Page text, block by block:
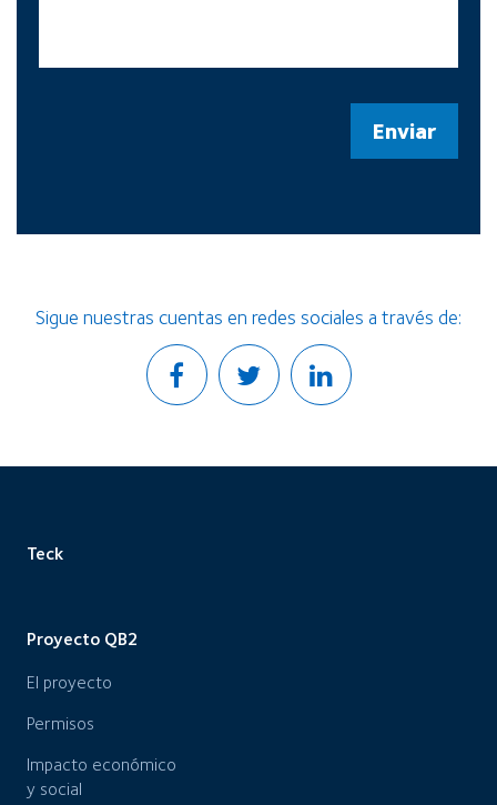
Sigue nuestras cuentas en redes sociales a través de:
Teck
Proyecto QB2
El proyecto
Permisos
Impacto económico
y social